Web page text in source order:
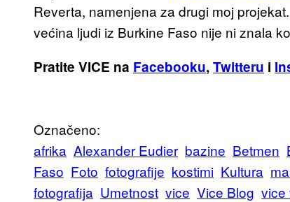
Reverta, namenjena za drugi moj
većina ljudi iz Burkine Faso nije ni znala
Pratite VICE na Facebooku, Twitteru i
Označeno:
afrika Alexander Eudier bazine Betmen
Faso Foto fotografije kostimi Kultura
fotografija Umetnost vice Vice Blog vice